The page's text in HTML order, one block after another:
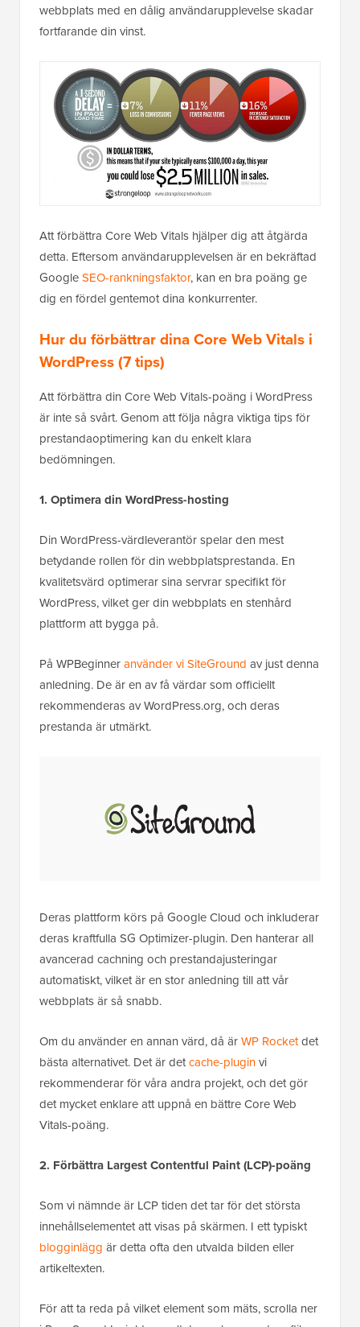
webbplats med en dålig användarupplevelse skadar
fortfarande din vinst.
Att förbättra Core Web Vitals hjälper dig att åtgärda
detta. Eftersom användarupplevelsen är en bekräftad
GoogleSEO-rankningsfaktor, kan en bra poäng ge
dig en fördel gentemot dina konkurrenter.
Hur du förbättrar dina Core Web Vitals i
WordPress (7 tips)
Att förbättra din Core Web Vitals-poäng i WordPress
är inte så svårt. Genom att följa några viktiga tips för
prestandaoptimering kan du enkelt klara
bedömningen.
1. Optimera din WordPress-hosting
Din WordPress-värdleverantör spelar den mest
betydande rollen för din webbplatsprestanda. En
kvalitetsvärd optimerar sina servrar specifikt för
WordPress, vilket ger din webbplats en stenhård
plattform att bygga på.
På WPBeginneranvänder vi SiteGround av just denna
anledning. De är en av få värdar som officiellt
rekommenderas av WordPress.org, och deras
prestanda är utmärkt.
Deras plattform körs på Google Cloud och inkluderar
deras kraftfulla SG Optimizer-plugin. Den hanterar all
avancerad cachning och prestandajusteringar
automatiskt, vilket är en stor anledning till att vår
webbplats är så snabb.
Om du använder en annan värd, då ärWP Rocketdet
bästa alternativet. Det är detcache-pluginvi
rekommenderar för våra andra projekt, och det gör
det mycket enklare att uppnå en bättre Core Web
Vitals-poäng.
2. Förbättra Largest Contentful Paint (LCP)-poäng
Som vi nämnde är LCP tiden det tar för det största
innehållselementet att visas på skärmen. I ett typiskt
blogginlägg är detta ofta den utvalda bilden eller
artikeltexten.
För att ta reda på vilket element som mäts, scrolla ner